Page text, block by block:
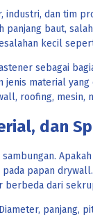
dan tim
panjang baut,
kecil
sebagai
material
roofing, mesin,
dan
pada papan
dari